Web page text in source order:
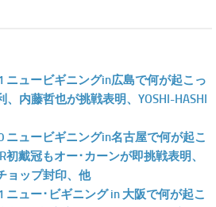
ニュービギニングin広島で何が起こっ
内藤哲也が挑戦表明、YOSHI-HASHI
ニュービギニングin名古屋で何が起こ
初戴冠もオー･カーンが即挑戦表明、
ョップ封印、他
ニュー･ビギニング in 大阪で何が起こ